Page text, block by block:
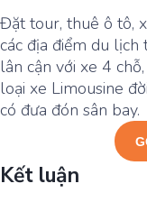
Đặt tour, thuê ô tô,
các địa điểm du lịch
lân cận với xe 4
loại xe Limousine
có đưa đón sân bay.
Kết luận